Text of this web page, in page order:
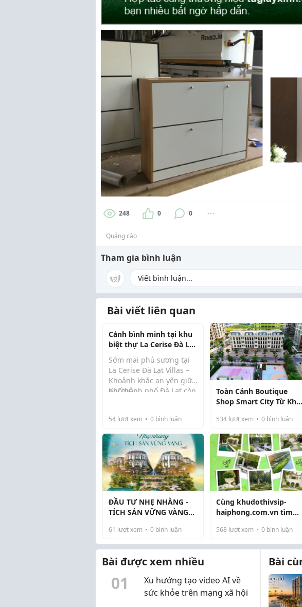
248 0 0
Quảng cáo
Tham gia bình luận
Bài viết liên quan
Cảnh bình minh tại khu
biệt thự La Cerise Đà Lạt
Villas
Sớm mai phủ sương tại
La Cerise Đà Lạt Villas –
Khoảnh khắc an yên giữa
phố núi
Khi thành phố Đà Lạt còn
làn sương mỏng đặc
trưng của cao nguyên.
Ánh ...
54 lượt xem 0 bình luận
Toàn Cảnh Boutique
Shop Smart City Từ Khái
534 lượt xem 0 bình luận
ĐẦU TƯ NHẸ NHÀNG -
TÍCH SẢN VỮNG VÀNG
SÀI GÒN
61 lượt xem 0 bình luận
Cùng khudothivsip-
haiphong.com.vn tìm
568 lượt xem 0 bình luận
Bài được xem nhiều
01
Xu hướng tạo video AI về
sức khỏe trên mạng xã hội
Bài